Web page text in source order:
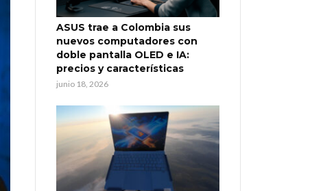
ASUS trae a Colombia sus
nuevos computadores con
doble pantalla OLED e IA:
precios y características
junio 18, 2026